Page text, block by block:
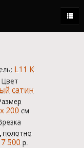
L11 K
Цвет
сатин
200 см
полотно
7 500 р.